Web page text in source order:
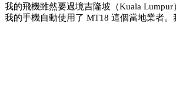
我的飛機雖然要過境吉隆坡（Kuala
我的手機自動使用了 MT18 這個當地業者。